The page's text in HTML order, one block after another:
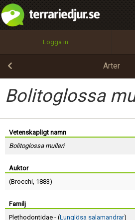
Logga in
Arter
Bolitoglossa
Vetenskapligt namn
Bolitoglossa mulleri
Auktor
(Brocchi, 1883)
Familj
Plethodontidae - (Lunglösa salamandrar)
Utför
100%
OK
integritetspolicy
Namn:
Epost:
Lösenord:
Terms of Service
Begär nytt lösenord